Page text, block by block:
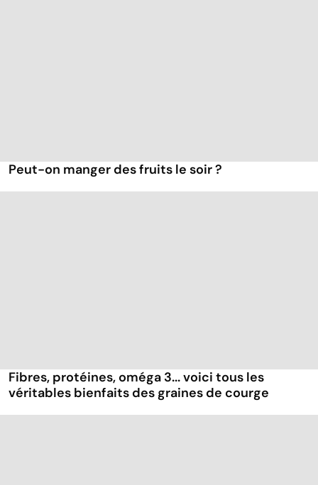
Peut-on manger des fruits le soir ?
Fibres, protéines, oméga 3... voici tous les
véritables bienfaits des graines de courge